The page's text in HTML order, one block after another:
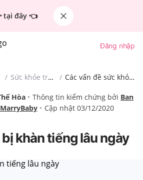
tại đây 👈
Đăng nhập
Sức khỏe trẻ em Các vấn đề sức khỏe trẻ em khác
Hòa Thông tin kiểm chứng bởi Ban
Cập nhật 03/12/2020
khàn tiếng lâu ngày